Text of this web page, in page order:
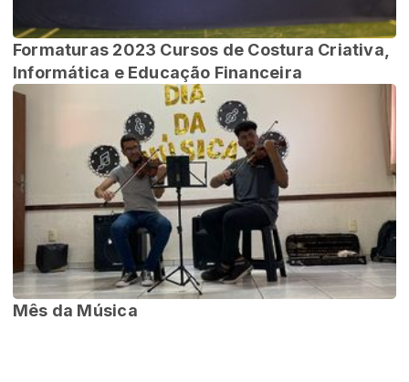
Formaturas 2023 Cursos de Costura Criativa,
Informática e Educação Financeira
Mês da Música